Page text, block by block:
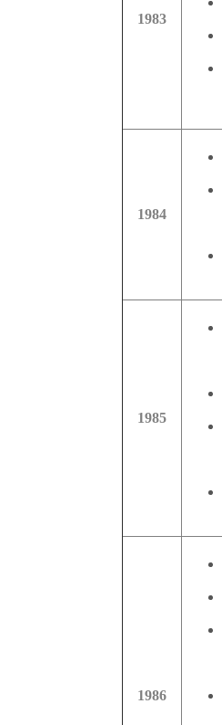
1983
1984
1985
1986